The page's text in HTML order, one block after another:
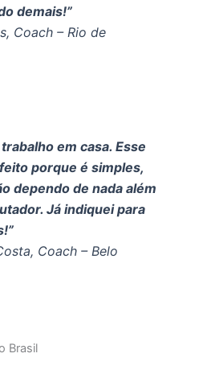
demais!”
Coach – Rio de
em casa. Esse
porque é simples,
dependo de nada além
Já indiquei para
Coach – Belo
Brasil